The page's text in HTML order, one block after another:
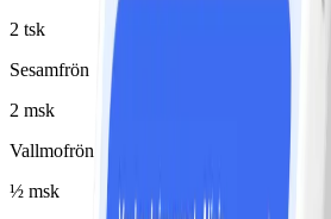
2 tsk
Sesamfrön
2 msk
Vallmofrön
½ msk